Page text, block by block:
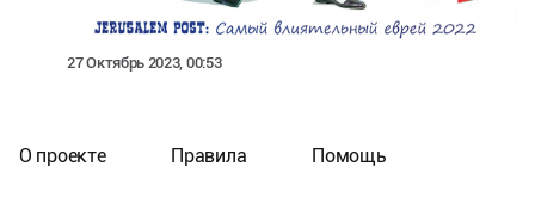
27 Октябрь 2023, 00:53
О проекте Правила Помощь